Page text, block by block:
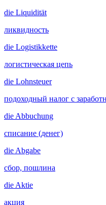
die Liquidität
ликвидность
die Logistikkette
логистическая цепь
die Lohnsteuer
подоходный налог с
die Abbuchung
списание (денег)
die Abgabe
сбор, пошлина
die Aktie
акция